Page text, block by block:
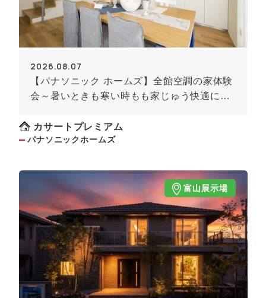
2026.08.07
【パナソニック ホームズ】全館空調の家体験
会～暑いときも寒い時もも家じゅう快適に！
カサートプレミアム
パナソニックホームズ
富山展示場